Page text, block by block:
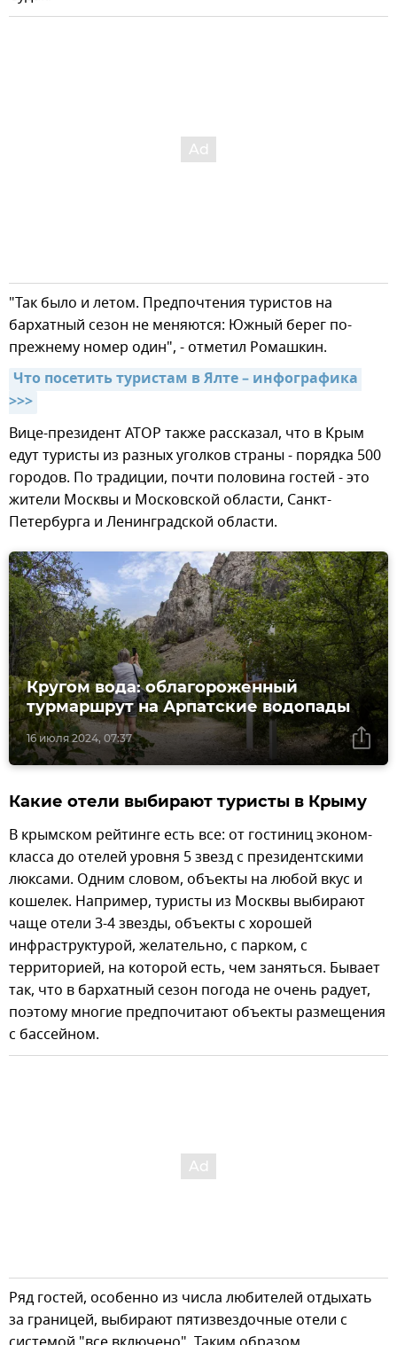
"Так было и летом. Предпочтения туристов на
бархатный сезон не меняются: Южный берег по-
прежнему номер один", - отметил Ромашкин.
Что посетить туристам в Ялте – инфографика
>>>
Вице-президент АТОР также рассказал, что в Крым
едут туристы из разных уголков страны - порядка 500
городов. По традиции, почти половина гостей - это
жители Москвы и Московской области, Санкт-
Петербурга и Ленинградской области.
16 июля 2024, 07:37
Кругом вода: облагороженный
турмаршрут на Арпатские водопады
Какие отели выбирают туристы в Крыму
В крымском рейтинге есть все: от гостиниц эконом-
класса до отелей уровня 5 звезд с президентскими
люксами. Одним словом, объекты на любой вкус и
кошелек. Например, туристы из Москвы выбирают
чаще отели 3-4 звезды, объекты с хорошей
инфраструктурой, желательно, с парком, с
территорией, на которой есть, чем заняться. Бывает
так, что в бархатный сезон погода не очень радует,
поэтому многие предпочитают объекты размещения
с бассейном.
Ряд гостей, особенно из числа любителей отдыхать
за границей, выбирают пятизвездочные отели с